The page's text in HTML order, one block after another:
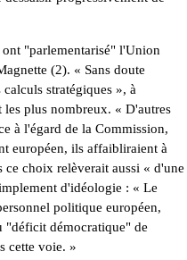
ont "parlementarisé" l'Union
(2). « Sans doute
stratégiques », à
plus nombreux. « D'autres
à l'égard de la Commission,
européen, ils affaibliraient à
choix relèverait aussi « d'une
d'idéologie : « Le
politique européen,
"déficit démocratique" de
cette voie. »